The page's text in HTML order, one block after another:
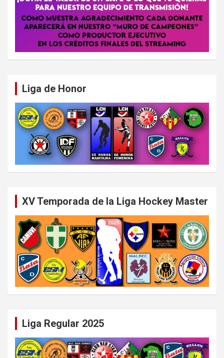
Liga de Honor
XV Temporada de la Liga Hockey Master
Liga Regular 2025